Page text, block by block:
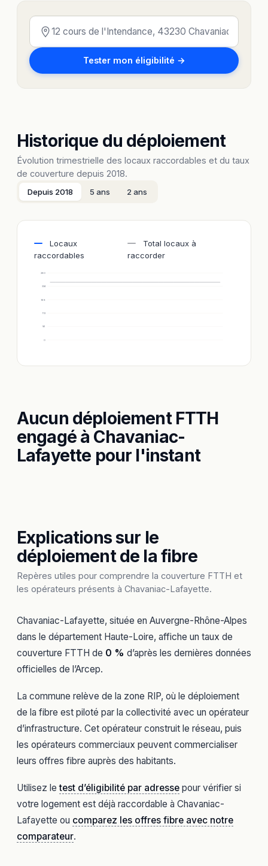
Tester mon éligibilité →
Historique du déploiement
Évolution trimestrielle des locaux raccordables et du taux
de couverture depuis 2018.
Depuis 2018 5 ans 2 ans
Locaux
raccordables
Total locaux à
raccorder
0
56
112
168
224
280
Aucun déploiement FTTH
engagé à Chavaniac-
Lafayette pour l'instant
Explications sur le
déploiement de la fibre
Repères utiles pour comprendre la couverture FTTH et
les opérateurs présents à Chavaniac-Lafayette.
Chavaniac-Lafayette, située en Auvergne-Rhône-Alpes
dans le département Haute-Loire, affiche un taux de
couverture FTTH de 0 % d’après les dernières données
officielles de l’Arcep.
La commune relève de la zone RIP, où le déploiement
de la fibre est piloté par la collectivité avec un opérateur
d’infrastructure. Cet opérateur construit le réseau, puis
les opérateurs commerciaux peuvent commercialiser
leurs offres fibre auprès des habitants.
Utilisez letest d’éligibilité par adresse pour vérifier si
votre logement est déjà raccordable à Chavaniac-
Lafayette ou comparez les offres fibre avec notre
comparateur.